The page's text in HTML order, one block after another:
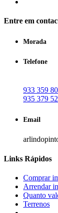
Entre em
Morada
Telefone
933 359
935 379
Email
Links Rápidos
Comprar
Arrendar
Quanto
Terrenos